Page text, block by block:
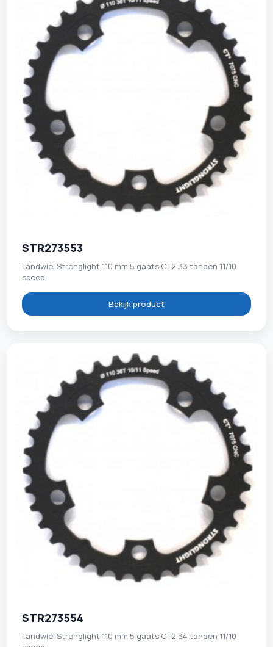
STR273553
Tandwiel Stronglight 110 mm 5 gaats CT2 33 tanden 11/10
speed
Bekijk product
STR273554
Tandwiel Stronglight 110 mm 5 gaats CT2 34 tanden 11/10